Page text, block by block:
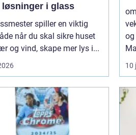
løsninger i glass
spiller en viktig
når du skal sikre huset
og vind, skape mer lys i...
og
10